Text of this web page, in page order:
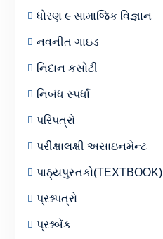
ધોરણ ૯ સામાજિક વિજ્ઞાન
નવનીત ગાઇડ
નિદાન કસોટી
નિબંધ સ્પર્ધા
પરિપત્રો
પરીક્ષાલક્ષી અસાઇનમેન્ટ
પાઠ્યપુસ્તકો(TEXTBOOK)
પ્રશ્નપત્રો
પ્રશ્નબેંક